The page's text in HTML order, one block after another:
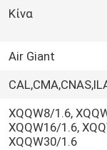
Κίνα
Air Giant
XQQW8/1.6,
XQQW16/1.6,
XQQW30/1.6